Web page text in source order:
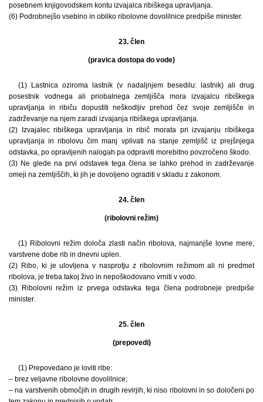
posebnem knjigovodskem kontu izvajalca ribiškega upravljanja.
(6) Podrobnejšo vsebino in obliko ribolovne dovolilnice predpiše minister.
23. člen
(pravica dostopa do vode)
(1) Lastnica oziroma lastnik (v nadaljnjem besedilu: lastnik) ali drug
posestnik vodnega ali priobalnega zemljišča mora izvajalcu ribiškega
upravljanja in ribiču dopustiti neškodljiv prehod čez svoje zemljišče in
zadrževanje na njem zaradi izvajanja ribiškega upravljanja.
(2) Izvajalec ribiškega upravljanja in ribič morata pri izvajanju ribiškega
upravljanja in ribolovu čim manj vplivati na stanje zemljišč iz prejšnjega
odstavka, po opravljenih nalogah pa odpraviti morebitno povzročeno škodo.
(3) Ne glede na prvi odstavek tega člena se lahko prehod in zadrževanje
omeji na zemljiščih, ki jih je dovoljeno ograditi v skladu z zakonom.
24. člen
(ribolovni režim)
(1) Ribolovni režim določa zlasti način ribolova, najmanjše lovne mere,
varstvene dobe rib in dnevni uplen.
(2) Ribo, ki je ulovljena v nasprotju z ribolovnim režimom ali ni predmet
ribolova, je treba takoj živo in nepoškodovano vrniti v vodo.
(3) Ribolovni režim iz prvega odstavka tega člena podrobneje predpiše
minister.
25. člen
(prepovedi)
(1) Prepovedano je loviti ribe:
– brez veljavne ribolovne dovolilnice;
– na varstvenih območjih in drugih revirjih, ki niso ribolovni in so določeni po